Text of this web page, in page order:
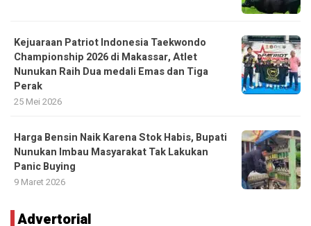
Kejuaraan Patriot Indonesia Taekwondo
Championship 2026 di Makassar, Atlet
Nunukan Raih Dua medali Emas dan Tiga
Perak
25 Mei 2026
Harga Bensin Naik Karena Stok Habis, Bupati
Nunukan Imbau Masyarakat Tak Lakukan
Panic Buying
9 Maret 2026
Advertorial